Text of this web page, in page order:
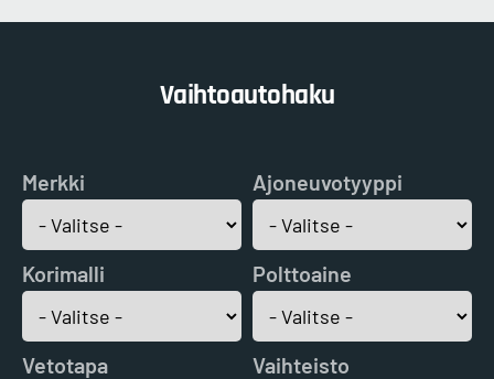
Vaihtoautohaku
Merkki Ajoneuvotyyppi
Korimalli Polttoaine
Vetotapa Vaihteisto